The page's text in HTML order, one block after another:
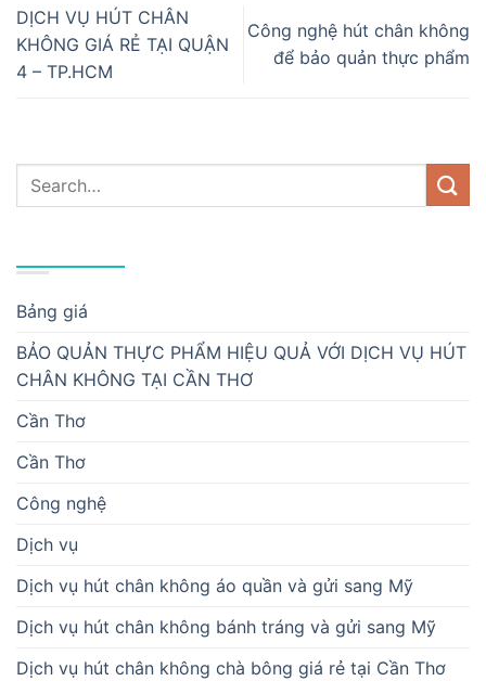
DỊCH VỤ HÚT CHÂN
KHÔNG GIÁ RẺ TẠI QUẬN
4 – TP.HCM
Công nghệ hút chân không
để bảo quản thực phẩm
Bảng giá
BẢO QUẢN THỰC PHẨM HIỆU QUẢ VỚI DỊCH VỤ HÚT
CHÂN KHÔNG TẠI CẦN THƠ
Cần Thơ
Cần Thơ
Công nghệ
Dịch vụ
Dịch vụ hút chân không áo quần và gửi sang Mỹ
Dịch vụ hút chân không bánh tráng và gửi sang Mỹ
Dịch vụ hút chân không chà bông giá rẻ tại Cần Thơ